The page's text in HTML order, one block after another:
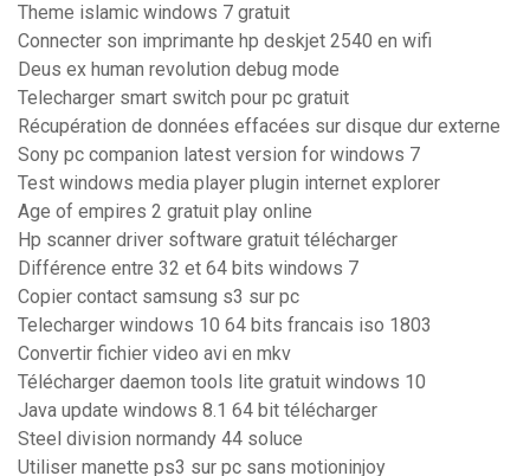
Theme islamic windows 7 gratuit
Connecter son imprimante hp deskjet 2540 en wifi
Deus ex human revolution debug mode
Telecharger smart switch pour pc gratuit
Récupération de données effacées sur disque dur externe
Sony pc companion latest version for windows 7
Test windows media player plugin internet explorer
Age of empires 2 gratuit play online
Hp scanner driver software gratuit télécharger
Différence entre 32 et 64 bits windows 7
Copier contact samsung s3 sur pc
Telecharger windows 10 64 bits francais iso 1803
Convertir fichier video avi en mkv
Télécharger daemon tools lite gratuit windows 10
Java update windows 8.1 64 bit télécharger
Steel division normandy 44 soluce
Utiliser manette ps3 sur pc sans motioninjoy